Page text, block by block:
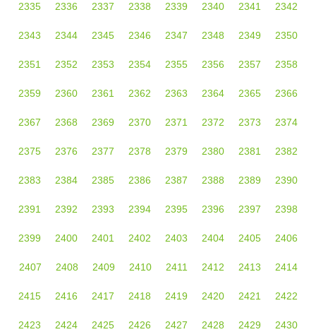
2335 2336 2337 2338 2339 2340 2341 2342
2343 2344 2345 2346 2347 2348 2349 2350
2351 2352 2353 2354 2355 2356 2357 2358
2359 2360 2361 2362 2363 2364 2365 2366
2367 2368 2369 2370 2371 2372 2373 2374
2375 2376 2377 2378 2379 2380 2381 2382
2383 2384 2385 2386 2387 2388 2389 2390
2391 2392 2393 2394 2395 2396 2397 2398
2399 2400 2401 2402 2403 2404 2405 2406
2407 2408 2409 2410 2411 2412 2413 2414
2415 2416 2417 2418 2419 2420 2421 2422
2423 2424 2425 2426 2427 2428 2429 2430